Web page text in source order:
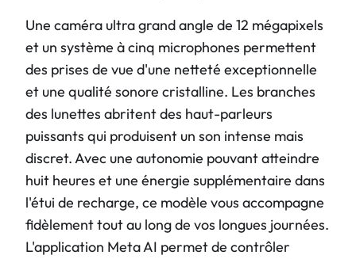
Une caméra ultra grand angle de 12 mégapixels
et un système à cinq microphones permettent
des prises de vue d'une netteté exceptionnelle
et une qualité sonore cristalline. Les branches
des lunettes abritent des haut-parleurs
puissants qui produisent un son intense mais
discret. Avec une autonomie pouvant atteindre
huit heures et une énergie supplémentaire dans
l'étui de recharge, ce modèle vous accompagne
fidèlement tout au long de vos longues journées.
L'application Meta AI permet de contrôler